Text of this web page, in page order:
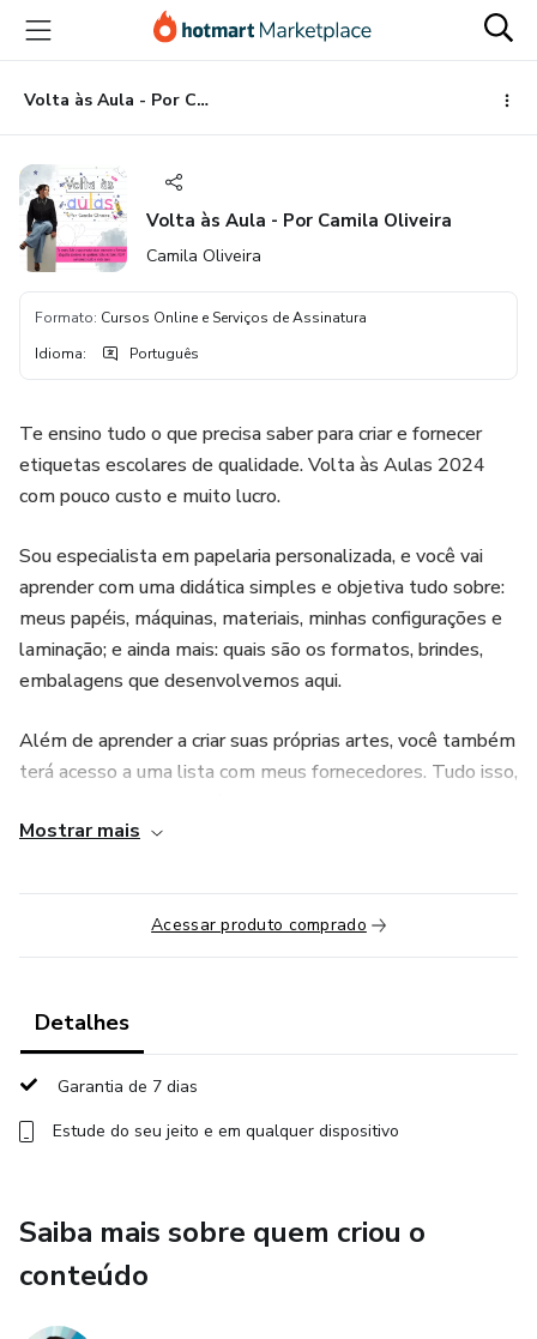
para
conteúdo
principal
para
pagamento
para
rodapé
Volta às Aula - Por Camila Oliveira
Volta às Aula - Por Camila Oliveira
Camila Oliveira
Formato: Cursos Online e Serviços de Assinatura
Idioma: Português
Te ensino tudo o que precisa saber para criar e fornecer
etiquetas escolares de qualidade. Volta às Aulas 2024
com pouco custo e muito lucro.
Sou especialista em papelaria personalizada, e você vai
aprender com uma didática simples e objetiva tudo sobre:
meus papéis, máquinas, materiais, minhas configurações e
laminação; e ainda mais: quais são os formatos, brindes,
embalagens que desenvolvemos aqui.
Além de aprender a criar suas próprias artes, você também
terá acesso a uma lista com meus fornecedores. Tudo isso,
Mostrar mais
Acessar produto comprado
Detalhes
Garantia de 7 dias
Estude do seu jeito e em qualquer dispositivo
Saiba mais sobre quem criou o
conteúdo